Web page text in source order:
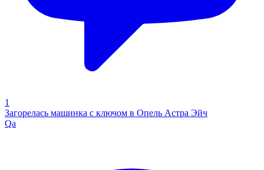
1
Загорелась машинка с ключом в Опель Астра Эйч
Qa